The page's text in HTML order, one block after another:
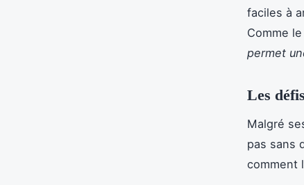
faciles à
Comme
permet
Les
Malgré
pas sans
comment